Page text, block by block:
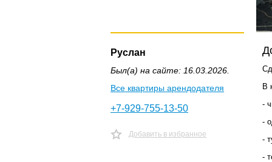
Руслан
Был(а) на сайте: 16.03.2026.
Все квартиры арендодателя
+7-929-755-13-50
Добавить в избранное
В
-
-
-
-